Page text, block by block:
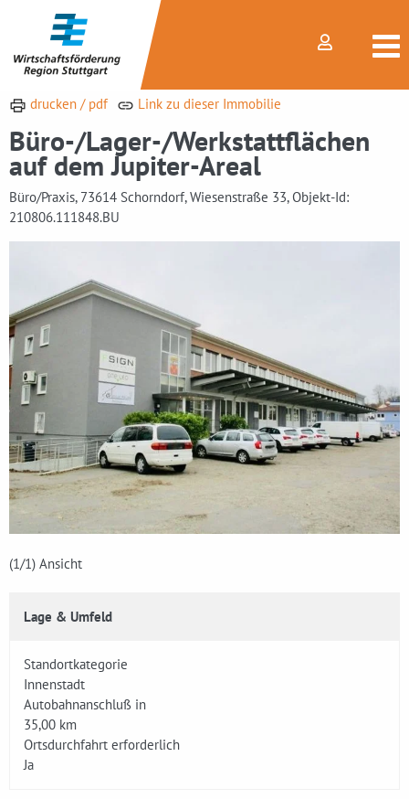
drucken / pdf Link zu dieser Immobilie
Büro-/Lager-/Werkstattflächen
auf dem Jupiter-Areal
Büro/Praxis, 73614 Schorndorf, Wiesenstraße 33, Objekt-Id:
210806.111848.BU
(1/1) Ansicht
Lage & Umfeld
Standortkategorie
Innenstadt
Autobahnanschluß in
35,00 km
Ortsdurchfahrt erforderlich
Ja